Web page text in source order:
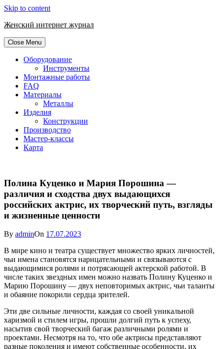
Skip to content
Женский интернет журнал
Close Menu
Оборудование
Инструменты
Монтажные работы
FAQ
Материалы
Металлы
Изделия
Конструкции
Производство
Мастер-классы
Карта
Полина Куценко и Мария Порошина —
различия и сходства двух выдающихся
российских актрис, их творческий путь, взгляды
и жизненные ценности
By adminOn 17.07.2023
В мире кино и театра существует множество ярких личностей,
чьи имена становятся нарицательными и связываются с
выдающимися ролями и потрясающей актерской работой. В
числе таких звездных имен можно назвать Полину Куценко и
Марию Порошину — двух неповторимых актрис, чьи таланты
и обаяние покорили сердца зрителей.
Эти две сильные личности, каждая со своей уникальной
харизмой и стилем игры, прошли долгий путь к успеху,
насытив свой творческий багаж различными ролями и
проектами. Несмотря на то, что обе актрисы представляют
разные поколения и имеют собственные особенности, их